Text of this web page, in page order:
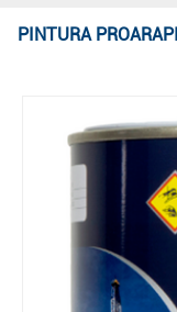
PINTURA